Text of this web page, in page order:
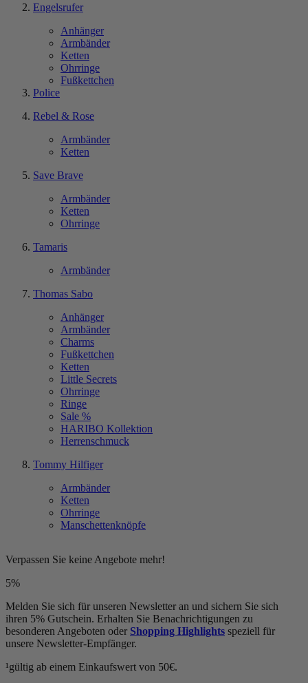
Engelsrufer
Anhänger
Armbänder
Ketten
Ohrringe
Fußkettchen
Police
Rebel & Rose
Armbänder
Ketten
Save Brave
Armbänder
Ketten
Ohrringe
Tamaris
Armbänder
Thomas Sabo
Anhänger
Armbänder
Charms
Fußkettchen
Ketten
Little Secrets
Ohrringe
Ringe
Sale %
HARIBO Kollektion
Herrenschmuck
Tommy Hilfiger
Armbänder
Ketten
Ohrringe
Manschettenknöpfe
Verpassen Sie keine Angebote mehr!
5%
Melden Sie sich für unseren Newsletter an und sichern Sie sich
ihren 5% Gutschein. Erhalten Sie Benachrichtigungen zu
besonderen Angeboten oder Shopping Highlights speziell für
unsere Newsletter-Empfänger.
¹gültig ab einem Einkaufswert von 50€.